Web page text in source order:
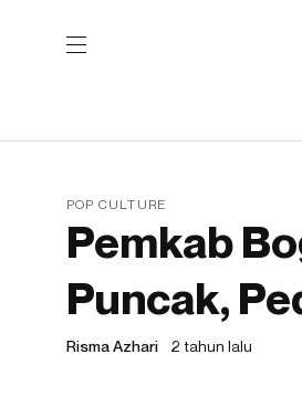
POP CULTURE
Pemkab
Puncak,
Risma Azhari 2 tahun lalu